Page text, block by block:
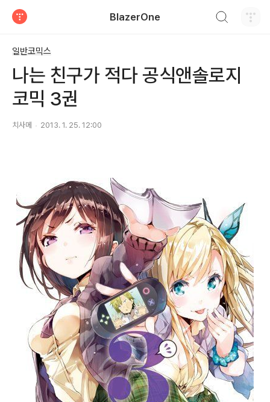
BlazerOne
일반코믹스
나는 친구가 적다 공식앤솔로지
코믹 3권
치사메 2013. 1. 25. 12:00